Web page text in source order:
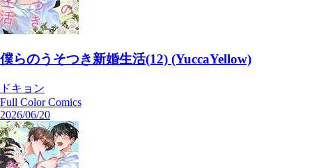
僕らのうそつき新婚生活(12) (YuccaYellow)
ドキョン
Full Color Comics
2026/06/20